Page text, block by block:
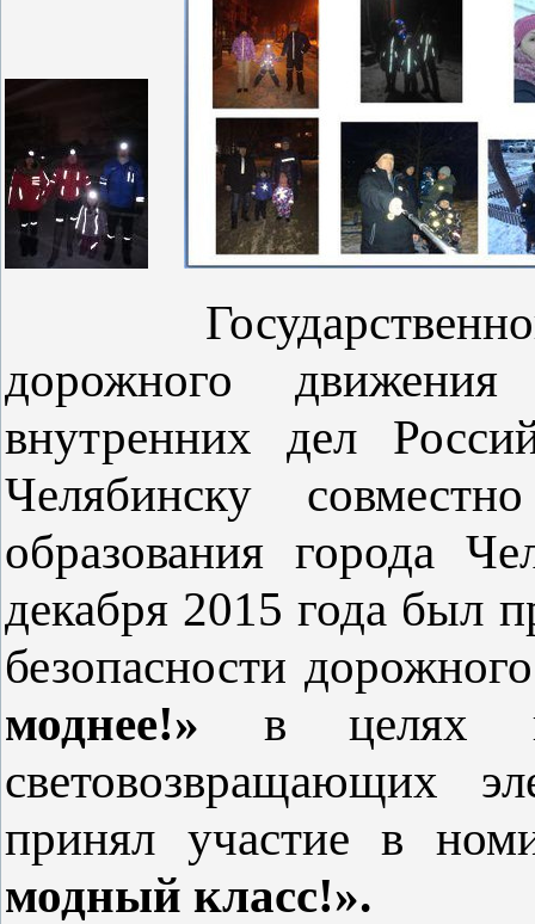
дорожного движения
внутренних дел
Челябинску
образования города
декабря 2015 года был
безопасности
моднее!»
в целях
световозвращающих
принял участие в
модный класс!».